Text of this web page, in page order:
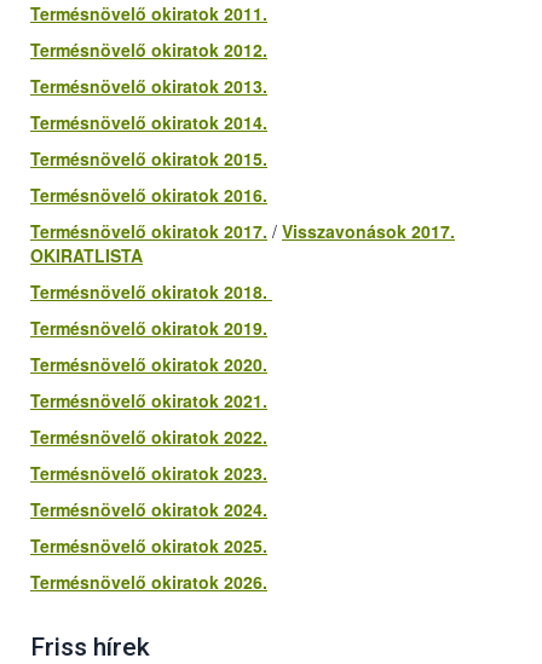
Termésnövelő okiratok 2011.
Termésnövelő okiratok 2012.
Termésnövelő okiratok 2013.
Termésnövelő okiratok 2014.
Termésnövelő okiratok 2015.
Termésnövelő okiratok 2016.
Termésnövelő okiratok 2017. / Visszavonások 2017.
OKIRATLISTA
Termésnövelő okiratok 2018.
Termésnövelő okiratok 2019.
Termésnövelő okiratok 2020.
Termésnövelő okiratok 2021.
Termésnövelő okiratok 2022.
Termésnövelő okiratok 2023.
Termésnövelő okiratok 2024.
Termésnövelő okiratok 2025.
Termésnövelő okiratok 2026.
Friss hírek